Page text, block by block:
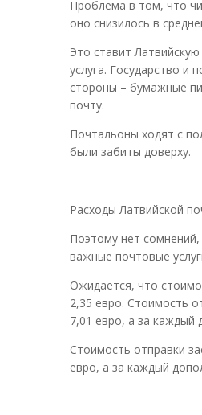
Проблема в том, что
оно снизилось в
Это ставит
услуга. Государство и
стороны – бумажные
почту.
Почтальоны ходят с
были забиты доверху.
Расходы Латвийской
Поэтому нет
важные почтовые
Ожидается, что
2,35 евро. Стоимость
7,01 евро, а за каждый
Стоимость отправки
евро, а за каждый